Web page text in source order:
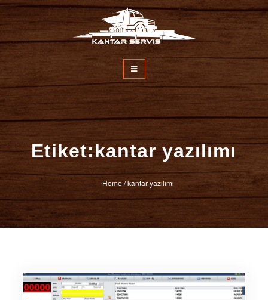
İçeriğe
atla
Kantar Servisi
Etiket:kantar yazılımı
Home/kantar yazılımı